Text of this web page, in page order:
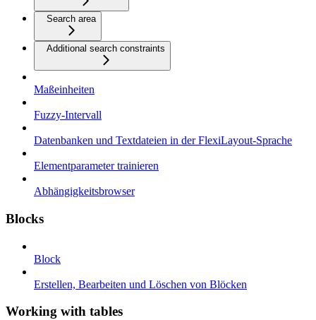
Search area
Additional search constraints
Maßeinheiten
Fuzzy-Intervall
Datenbanken und Textdateien in der FlexiLayout-Sprache
Elementparameter trainieren
Abhängigkeitsbrowser
Blocks
Block
Erstellen, Bearbeiten und Löschen von Blöcken
Working with tables